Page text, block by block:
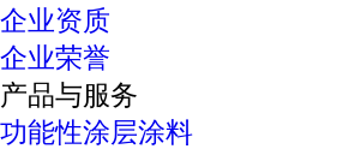
企业资质
企业荣誉
产品与服务
功能性涂层涂料